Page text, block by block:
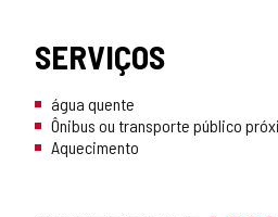
SERVIÇOS
água quente
Ônibus ou transporte público
Aquecimento